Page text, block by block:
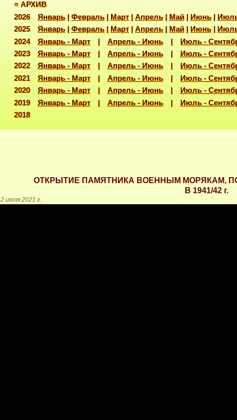
≡ АРХИВ
2026 Январь|Февраль| Март|Апрель| Май| Июнь|
2025 Январь|Февраль| Март|Апрель| Май| Июнь|
2024 Январь - Март| Апрель - Июнь| Июль -
2023 Январь - Март| Апрель - Июнь| Июль -
2022 Январь - Март| Апрель - Июнь| Июль -
2021 Январь - Март| Апрель - Июнь| Июль -
2020 Январь - Март| Апрель - Июнь| Июль -
2019 Январь - Март| Апрель - Июнь| Июль -
2018
ОТКРЫТИЕ ПАМЯТНИКА ВОЕННЫМ МОРЯКАМ,
В 1941/42 г.
2 июля 2021 г.